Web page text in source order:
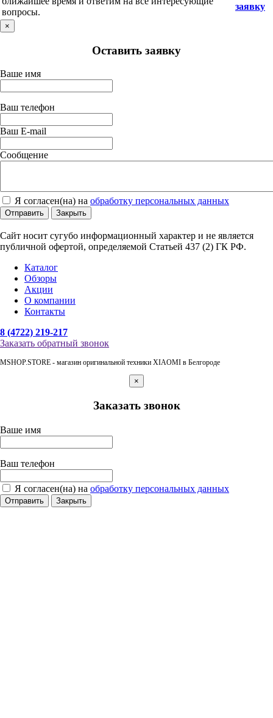
вопросы.
заявку
×
Оставить заявку
Ваше имя
Ваш телефон
Ваш E-mail
Сообщение
Я согласен(на) на обработку персональных данных
Отправить Закрыть
Сайт носит сугубо информационный характер и не является
публичной офертой, определяемой Статьей 437 (2) ГК РФ.
Каталог
Обзоры
Акции
О компании
Контакты
8 (4722) 219-217
Заказать обратный звонок
MSHOP.STORE - магазин оригинальной техники XIAOMI в Белгороде
×
Заказать звонок
Ваше имя
Ваш телефон
Я согласен(на) на обработку персональных данных
Отправить Закрыть